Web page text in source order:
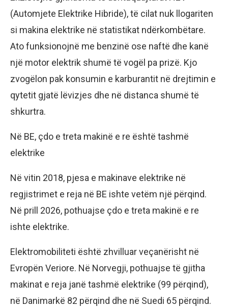
(Automjete Elektrike Hibride), të cilat nuk llogariten
si makina elektrike në statistikat ndërkombëtare.
Ato funksionojnë me benzinë ​​ose naftë dhe kanë
një motor elektrik shumë të vogël pa prizë. Kjo
zvogëlon pak konsumin e karburantit në drejtimin e
qytetit gjatë lëvizjes dhe në distanca shumë të
shkurtra.
Në BE, çdo e treta makinë e re është tashmë
elektrike
Në vitin 2018, pjesa e makinave elektrike në
regjistrimet e reja në BE ishte vetëm një përqind.
Në prill 2026, pothuajse çdo e treta makinë e re
ishte elektrike.
Elektromobiliteti është zhvilluar veçanërisht në
Evropën Veriore. Në Norvegji, pothuajse të gjitha
makinat e reja janë tashmë elektrike (99 përqind),
në Danimarkë 82 përqind dhe në Suedi 65 përqind.